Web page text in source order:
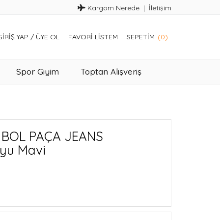
Kargom Nerede İletişim
YAP / ÜYE OL FAVORI LISTEM SEPETIM (0)
Spor Giyim Toptan Alışveriş
PAÇA JEANS
Mavi